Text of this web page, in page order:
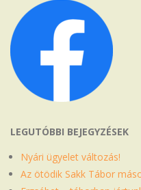
LEGUTÓBBI BEJEGYZÉSEK
Nyári ügyelet változás!
Az ötödik Sakk Tábor